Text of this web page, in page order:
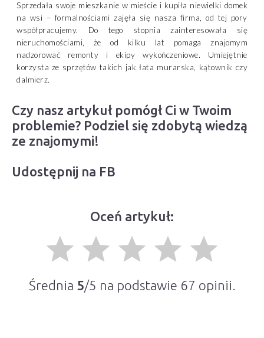
Sprzedała swoje mieszkanie w mieście i kupiła niewielki domek
na wsi – formalnościami zajęła się nasza firma, od tej pory
współpracujemy. Do tego stopnia zainteresowała się
nieruchomościami, że od kilku lat pomaga znajomym
nadzorować remonty i ekipy wykończeniowe. Umiejętnie
korzysta ze sprzętów takich jak łata murarska, kątownik czy
dalmierz.
Czy nasz artykuł pomógł Ci w Twoim
problemie? Podziel się zdobytą wiedzą
ze znajomymi!
Udostępnij na FB
Oceń artykuł:
grade grade grade grade grade
Średnia 5/5 na podstawie 67 opinii.